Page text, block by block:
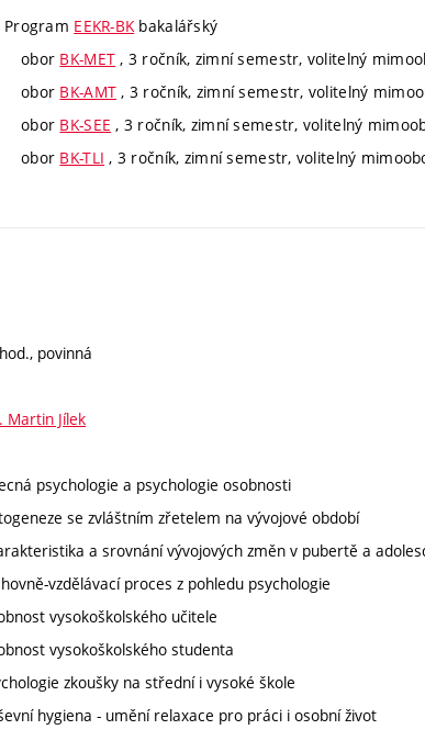
Program EEKR-BKbakalářský
obor BK-MET , 3 ročník, zimní semestr, volitelný
obor BK-AMT , 3 ročník, zimní semestr, volitelný
obor BK-SEE , 3 ročník, zimní semestr, volitelný
obor BK-TLI , 3 ročník, zimní semestr, volitelný
povinná
Martin Jílek
psychologie a psychologie osobnosti
se zvláštním zřetelem na vývojové období
a srovnání vývojových změn v pubertě a
vzdělávací proces z pohledu psychologie
vysokoškolského učitele
vysokoškolského studenta
zkoušky na střední i vysoké škole
hygiena - umění relaxace pro práci i osobní život